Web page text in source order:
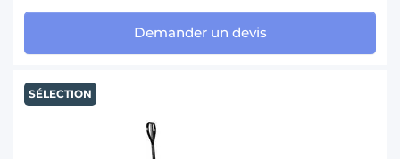
Demander un devis
SÉLECTION